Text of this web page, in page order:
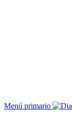
Menú primario